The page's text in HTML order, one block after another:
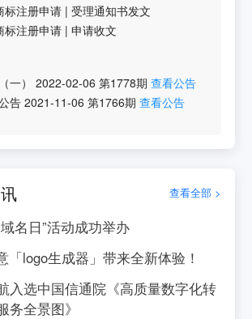
标注册申请 |受理通知书发文
标注册申请 |申请收文
一） 2022-02-06 第1778期 查看公告
告 2021-11-06 第1766期 查看公告
查看全部 >
名日”活动成功举办
「logo生成器」带来全新体验！
入选中国信通院《高质量数字化转
务全景图》